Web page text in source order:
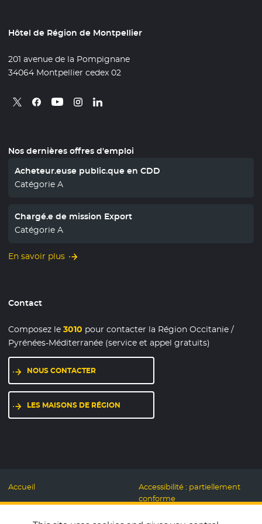
Hôtel de Région de Montpellier
201 avenue de la Pompignane
34064 Montpellier cedex 02
Retrouvez nous sur X
- Nouvelle fenêtre
Retrouvez nous sur Facebook
- Nouvelle fenêtre
Retrouvez nous sur Youtube
- Nouvelle fenêtre
Retrouvez nous sur Instagram
- Nouvelle fenêtre
Retrouvez nous sur Linkedin
- Nouvelle fenêtre
Nos dernières offres d'emploi
Acheteur.euse public.que en CDD
Catégorie A
Chargé.e de mission Export
Catégorie A
En savoir plus
Contact
Composez le3010 pour contacter la Région Occitanie /
Pyrénées-Méditerranée (service et appel gratuits)
NOUS CONTACTER
LES MAISONS DE RÉGION
Accueil
Mentions légales
Accessibilité : partiellement
conforme